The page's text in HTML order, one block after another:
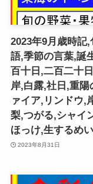
2023年9月歳時記
語,季節の言葉,誕
百十日,二百二十
岸,白露,社日,重
ァイア,リンドウ,
梨,つがる,シャイ
ほっけ,生するめ
2023年8月31日